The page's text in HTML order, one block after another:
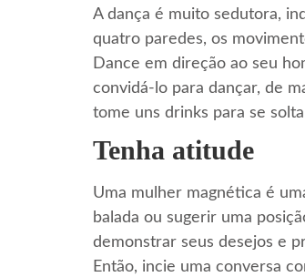
A dança é muito sedutora,
quatro paredes, os
Dance em direção ao seu
convidá-lo para dançar, de
tome uns drinks para se
Tenha atitude
Uma mulher magnética é
balada ou sugerir uma
demonstrar seus desejos e
Então, incie uma conversa